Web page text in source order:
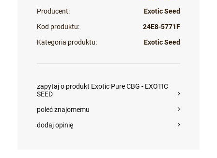
Producent:
Exotic Seed
Kod produktu:
24E8-5771F
Kategoria produktu:
Exotic Seed
zapytaj o produkt Exotic Pure CBG - EXOTIC
SEED
poleć znajomemu
dodaj opinię